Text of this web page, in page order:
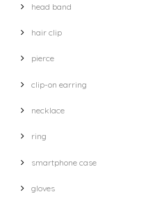
head band
hair clip
pierce
clip-on earring
necklace
ring
smartphone case
gloves